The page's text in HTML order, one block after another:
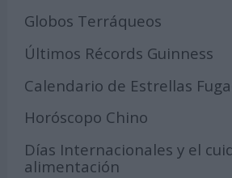
Globos Terráqueos
Últimos Récords Guinness
Calendario de Estrellas
Horóscopo Chino
Días Internacionales y el
alimentación